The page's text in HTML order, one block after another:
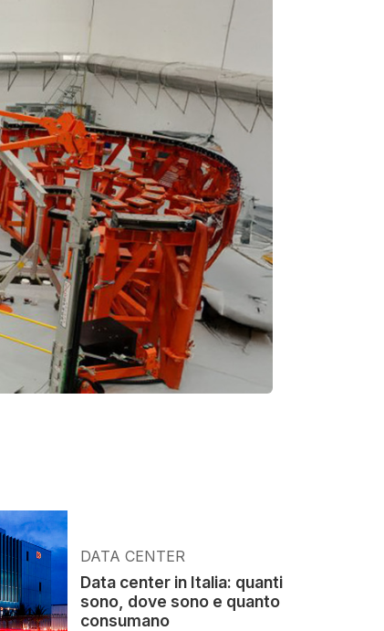
DATA CENTER
Data center in Italia: quanti
sono, dove sono e quanto
consumano